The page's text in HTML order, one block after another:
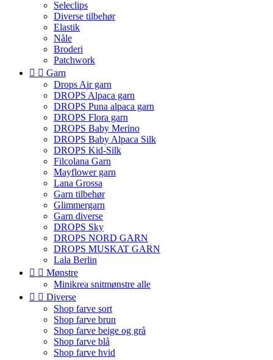
Seleclips
Diverse tilbehør
Elastik
Nåle
Broderi
Patchwork
  Garn
Drops Air garn
DROPS Alpaca garn
DROPS Puna alpaca garn
DROPS Flora garn
DROPS Baby Merino
DROPS Baby Alpaca Silk
DROPS Kid-Silk
Filcolana Garn
Mayflower garn
Lana Grossa
Garn tilbehør
Glimmergarn
Garn diverse
DROPS Sky
DROPS NORD GARN
DROPS MUSKAT GARN
Lala Berlin
  Mønstre
Minikrea snitmønstre alle
  Diverse
Shop farve sort
Shop farve brun
Shop farve beige og grå
Shop farve blå
Shop farve hvid